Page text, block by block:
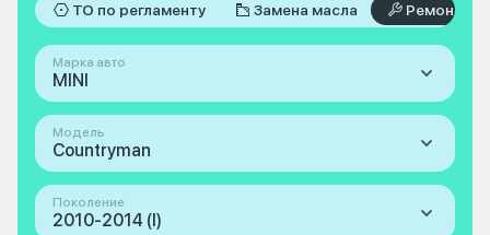
ТО по регламенту Замена масла Ремонт
Марка авто
MINI
Модель
Countryman
Поколение
2010-2014 (I)